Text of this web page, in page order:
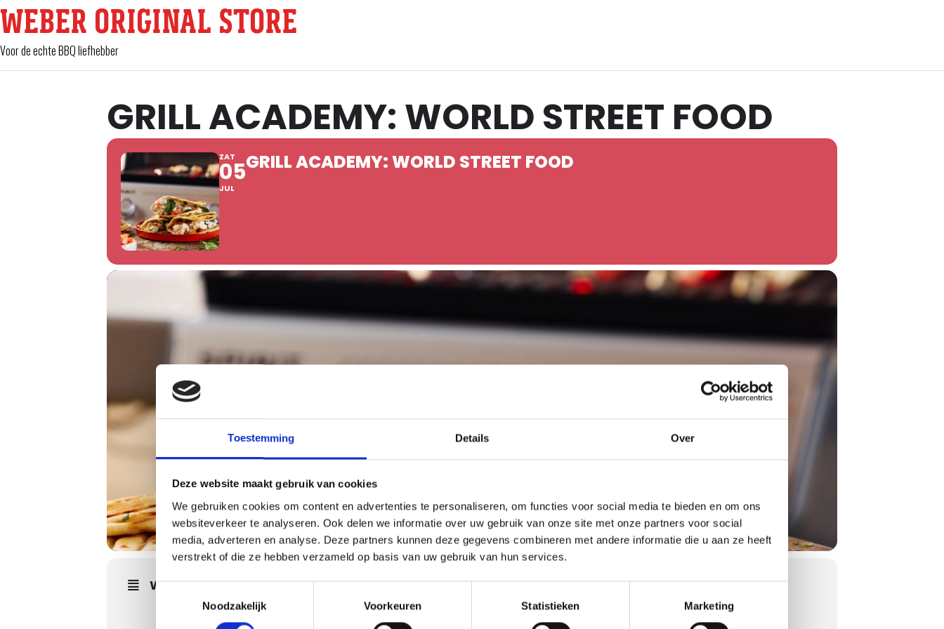
Toestemming Details Over
Deze website maakt gebruik van cookies
We gebruiken cookies om content en advertenties te personaliseren, om functies voor social media te bieden en om ons
websiteverkeer te analyseren. Ook delen we informatie over uw gebruik van onze site met onze partners voor social
media, adverteren en analyse. Deze partners kunnen deze gegevens combineren met andere informatie die u aan ze heeft
verstrekt of die ze hebben verzameld op basis van uw gebruik van hun services.
Toestemmingsselectie
Noodzakelijk
Voorkeuren Statistieken Marketing
WEBER ORIGINAL STORE
Voor de echte BBQ liefhebber
GRILL ACADEMY: WORLD STREET FOOD
ZAT
05
JUL
GRILL ACADEMY: WORLD STREET FOOD
WORKSHOPS DETAILS
Sommige van de meest fantastische
barbecuegerechten zijn te vinden bij